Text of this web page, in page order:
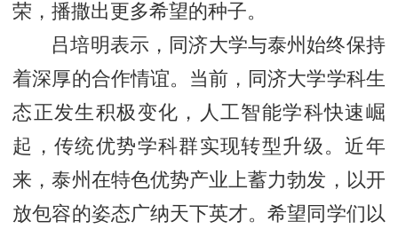
荣，播撒出更多希望的种子。
吕培明表示，同济大学与泰州始终保持
着深厚的合作情谊。当前，同济大学学科生
态正发生积极变化，人工智能学科快速崛
起，传统优势学科群实现转型升级。近年
来，泰州在特色优势产业上蓄力勃发，以开
放包容的姿态广纳天下英才。希望同学们以